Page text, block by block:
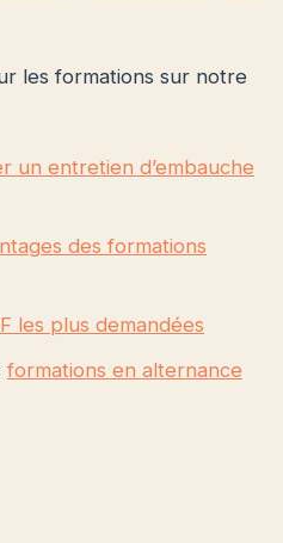
les formations sur notre
un entretien d’embauche
des formations
les plus demandées
formations en alternance